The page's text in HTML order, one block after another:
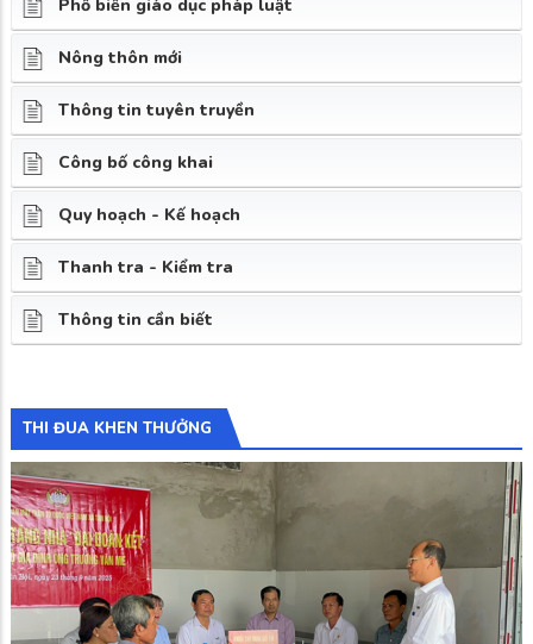
Phổ biến giáo dục pháp luật
Nông thôn mới
Thông tin tuyên truyền
Công bố công khai
Quy hoạch - Kế hoạch
Thanh tra - Kiểm tra
Thông tin cần biết
THI ĐUA KHEN THƯỞNG